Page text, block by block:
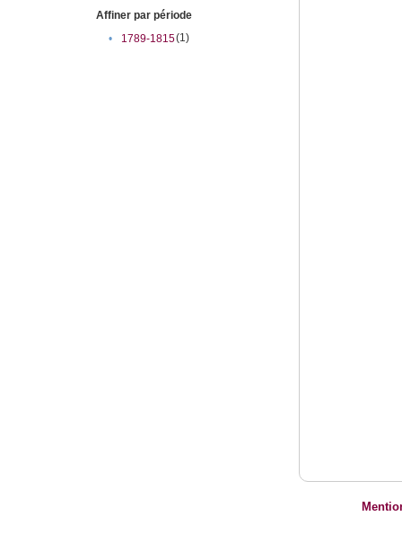
Affiner par période
•
1789-1815(1)